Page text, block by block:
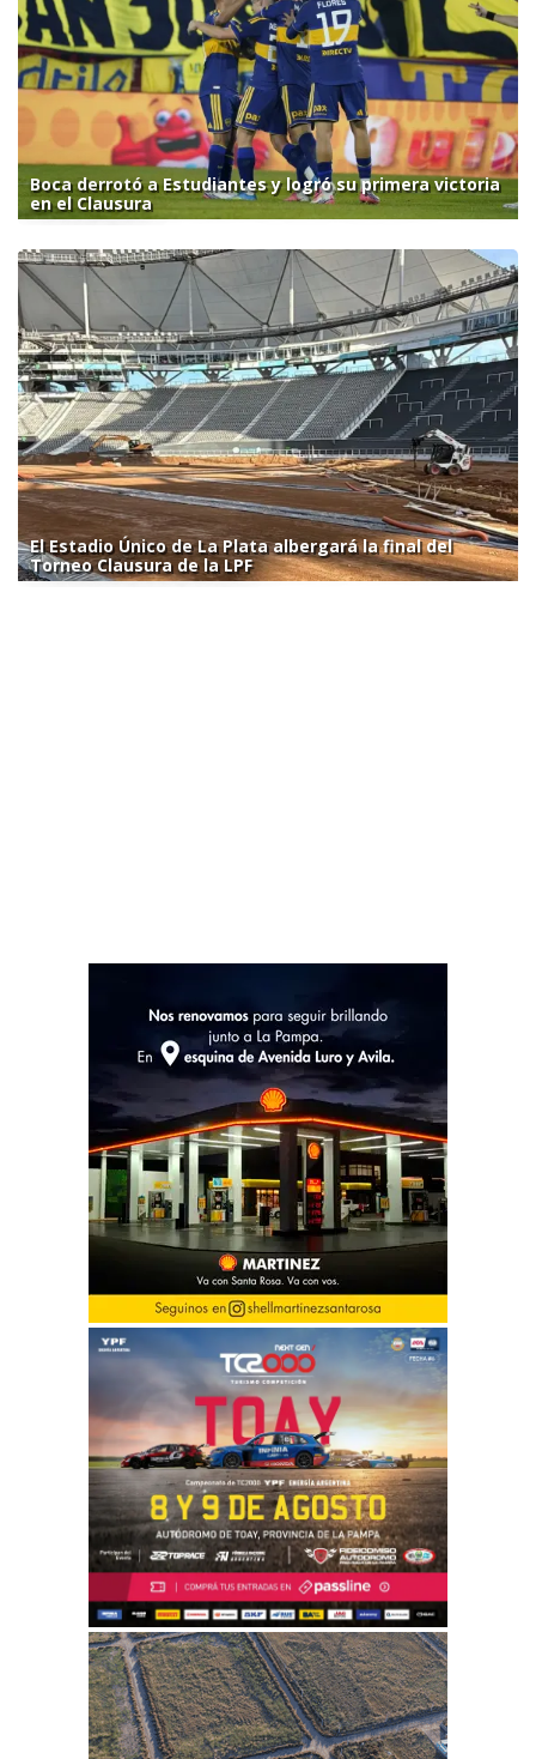
Boca derrotó a Estudiantes y logró su primera victoria
en el Clausura
El Estadio Único de La Plata albergará la final del
Torneo Clausura de la LPF